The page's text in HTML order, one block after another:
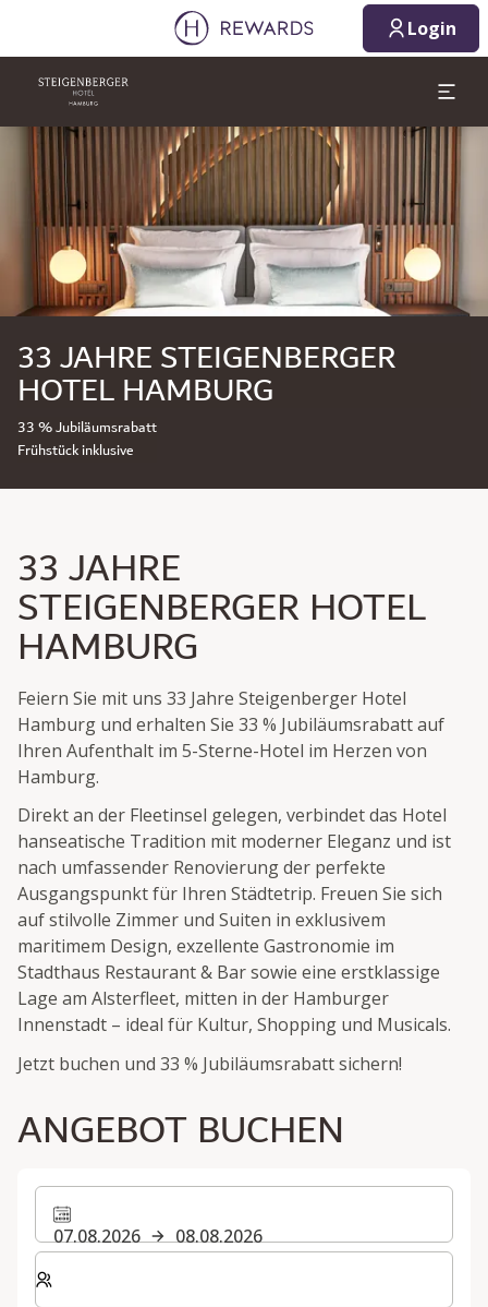
Login
Dia 1 von 1
33 JAHRE STEIGENBERGER
HOTEL HAMBURG
33 % Jubiläumsrabatt
Frühstück inklusive
33 JAHRE
STEIGENBERGER HOTEL
HAMBURG
Feiern Sie mit uns 33 Jahre Steigenberger Hotel
Hamburg und erhalten Sie 33 % Jubiläumsrabatt auf
Ihren Aufenthalt im 5-Sterne-Hotel im Herzen von
Hamburg.
Direkt an der Fleetinsel gelegen, verbindet das Hotel
hanseatische Tradition mit moderner Eleganz und ist
nach umfassender Renovierung der perfekte
Ausgangspunkt für Ihren Städtetrip. Freuen Sie sich
auf stilvolle Zimmer und Suiten in exklusivem
maritimem Design, exzellente Gastronomie im
Stadthaus Restaurant & Bar sowie eine erstklassige
Lage am Alsterfleet, mitten in der Hamburger
Innenstadt – ideal für Kultur, Shopping und Musicals.
Jetzt buchen und 33 % Jubiläumsrabatt sichern!
ANGEBOT BUCHEN
07.08.2026
08.08.2026
Wählen Sie die Anzahl der Zimmer und Gäste für Ihren